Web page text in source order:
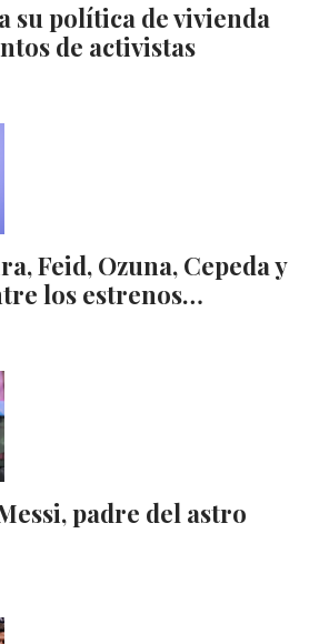
su política de vivienda
de activistas
Feid, Ozuna, Cepeda y
los estrenos…
padre del astro